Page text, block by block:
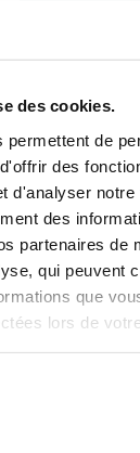
des cookies.
permettent de
des
d'analyser notre
des
partenaires de
qui peuvent
que
lors de
DE
animalier.